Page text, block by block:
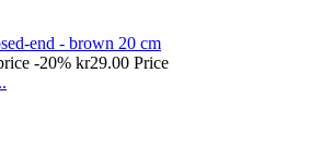
end - brown 20 cm
-20% kr29.00 Price